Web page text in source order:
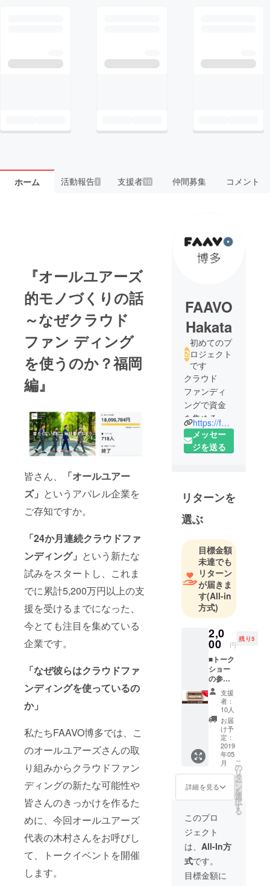
ホーム 活動報告1 支援者 10 仲間募集 コメント
『オールユアーズ
的モノづくりの話
～なぜクラウド
ファン ディング
を使うのか？福岡
編』
皆さん、
「オールユアー
ズ」 というアパレル企業を
ご存知ですか。
「24か月連続クラウドファ
ンディング」 という新たな
試みをスタートし、これま
でに累計5,200万円以上の支
援を受けるまでになった、
今とても注目を集めている
企業です。
「なぜ彼らはクラウドファ
ンディングを使っているの
か」
私たちFAAVO博多では、こ
のオールユアーズさんの取
り組みからクラウドファン
ディングの新たな可能性や
皆さんのきっかけを作るた
めに、今回オールユアーズ
代表の木村さんをお呼びし
て、トークイベントを開催
します。
FAAVO
Hakata
初めてのプ
ロジェクト
です
クラウド
ファンディ
ングで資金
を集めるだ
けでなくプ
ロモーショ
サービスの
テストマー
ケティング
としての活
用まで幅広
くサポート
していま
す。
https://faavo.jp/hakata
メッセー
ジを送る
リターンを
選ぶ
目標金額
未達でも
リターン
が届きま
す(All-in
方式)
2,0
00 円
残り5
■トーク
ショー
の参加
券 ※チ
ケット
は当日
受付に
てお渡
し致し
ます。
【トー
クイベ
ント詳
細】 ゲ
スト：
木村昌
史
（ALL
YOURS
代表）
日時：
2019年
5月12日
（日）
支援
者：
10人
お届
け予
定：
2019
年05
月
詳細を見る
こ
の
リ
タ
ー
ン
を
選
択
す
る
このプロ
ジェクト
は、 All-In方
式です。
目標金額に